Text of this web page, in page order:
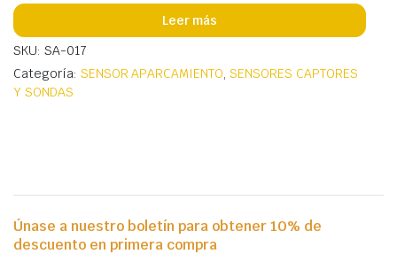
Leer más
SKU: SA-017
Categoría: SENSOR APARCAMIENTO,SENSORES CAPTORES
Y SONDAS
Únase a nuestro boletín para obtener 10% de
descuento en primera compra